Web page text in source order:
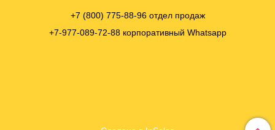
+7 (800) 775-88-96 отдел продаж
+7-977-089-72-88 корпоративный Whatsapp